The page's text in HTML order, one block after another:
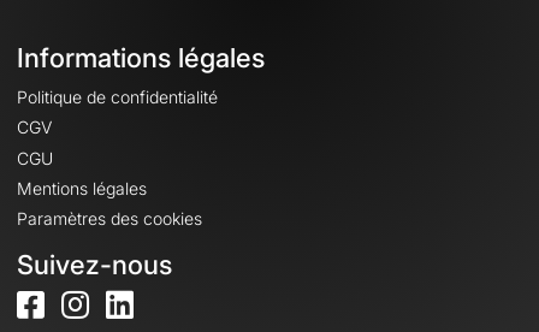
Informations légales
Politique de confidentialité
CGV
CGU
Mentions légales
Paramètres des cookies
Suivez-nous